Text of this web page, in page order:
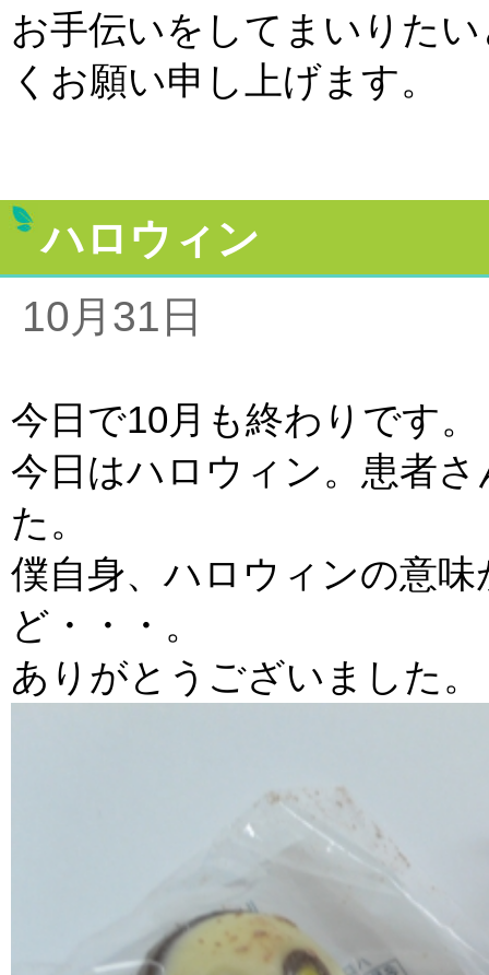
お手伝いをしてまいりた
くお願い申し上げます。
ハロウィン
10月31日
今日で10月も終わりです。
今日はハロウィン。患者
た。
僕自身、ハロウィンの意
ど・・・。
ありがとうございました。